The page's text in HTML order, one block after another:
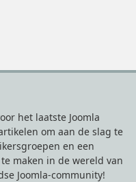
het laatste Joomla
om aan de slag te
en een
maken in de wereld van
Joomla-community!